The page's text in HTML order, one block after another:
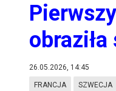
26.05.2026, 14:45
FRANCJA SZWECJA